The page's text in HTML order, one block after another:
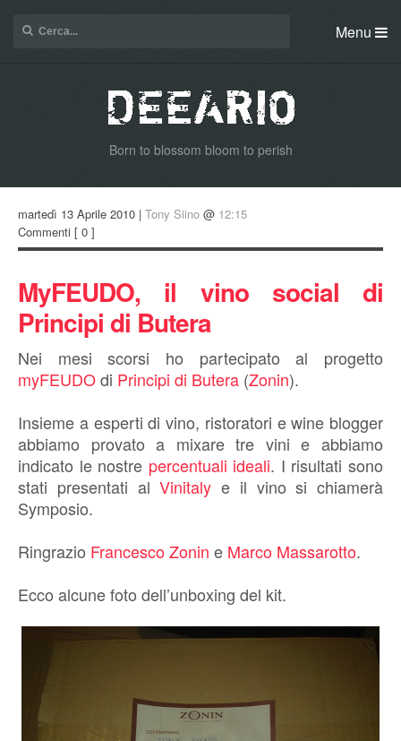
Menu
Born to blossom bloom to perish
martedì 13 Aprile 2010 | Tony Siino @ 12:15
Commenti [ 0 ]
MyFEUDO, il vino social di
Principi di Butera
Nei mesi scorsi ho partecipato al progetto
myFEUDOdi Principi di Butera (Zonin).
Insieme a esperti di vino, ristoratori e wine blogger
abbiamo provato a mixare tre vini e abbiamo
indicato le nostre percentuali ideali. I risultati sono
stati presentati alVinitaly e il vino si chiamerà
Symposio.
Ringrazio Francesco Zonin e Marco Massarotto.
Ecco alcune foto dell’unboxing del kit.